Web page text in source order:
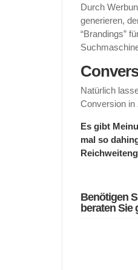
Durch
generieren,
“Brandings”
Natürlich
Conversion in
Es gibt
mal so
Benötigen
beraten Sie